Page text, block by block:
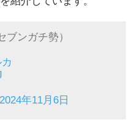
ブンガチ勢）
2024年11月6日